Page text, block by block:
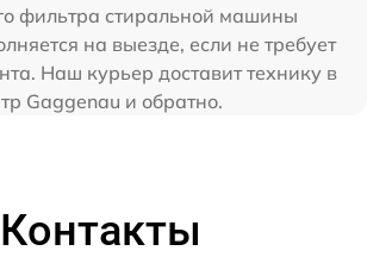
фильтра стиральной машины
на выезде, если не требует
Наш курьер доставит технику в
Gaggenau и обратно.
Контакты